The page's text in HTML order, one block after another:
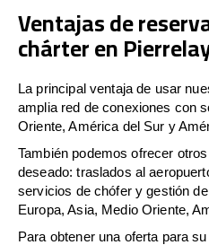
Ventajas de
chárter en
La principal ventaja de usar
amplia red de conexiones con
Oriente, América del Sur y
También podemos ofrecer
deseado: traslados al
servicios de chófer y gestión
Europa, Asia, Medio Oriente,
Para obtener una oferta para